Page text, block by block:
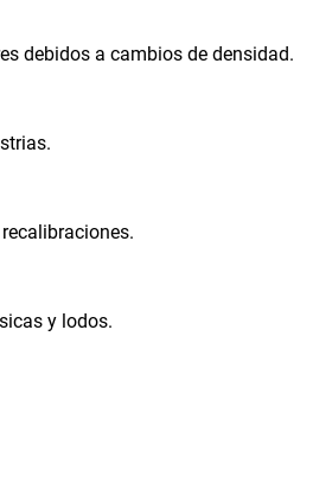
debidos a cambios de densidad.
y lodos.